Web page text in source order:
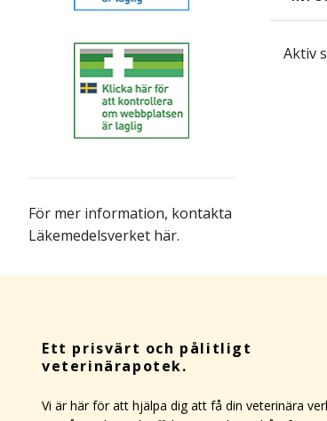
För mer information, kontakta
Läkemedelsverket här.
Aktiv
Ett prisvärt och pålitligt
veterinärapotek.
Vi är här för att hjälpa dig att få din veterinära